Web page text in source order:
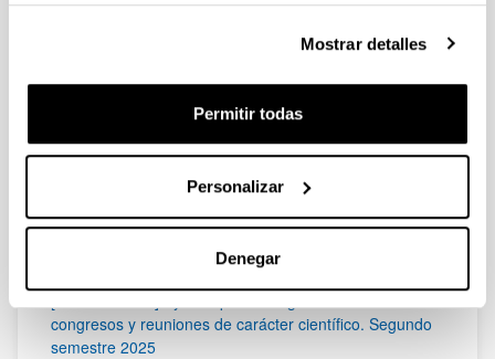
Mostrar detalles
Permitir todas
Personalizar
Denegar
El plazo para presentar las solicitudes finaliza el
Convocatoria de ayudas a proyectos de investigación
en enfermedades cardiovasculares de la Fundación
Plazo de presentación cerrado: 06/11/2025 - 09/12/2025
Plazo interno EHU envío documentación: hasta el
congresos y reuniones de carácter científico. Segundo
semestre 2025